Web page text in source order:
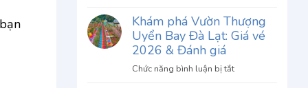
Phở
Thố
Đà
Khám phá Vườn Thượng
Uyển Bay Đà Lạt: Giá vé
2026 & Đánh giá
Chức năng bình luận bị tắtở